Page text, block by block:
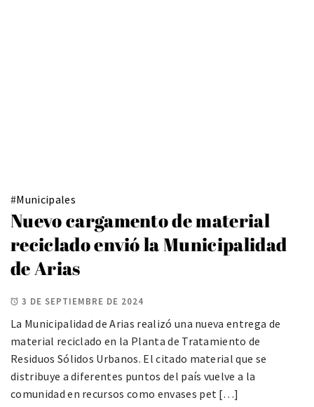
#Municipales
Nuevo cargamento de material
reciclado envió la Municipalidad
de Arias
3 DE SEPTIEMBRE DE 2024
La Municipalidad de Arias realizó una nueva entrega de
material reciclado en la Planta de Tratamiento de
Residuos Sólidos Urbanos. El citado material que se
distribuye a diferentes puntos del país vuelve a la
comunidad en recursos como envases pet […]